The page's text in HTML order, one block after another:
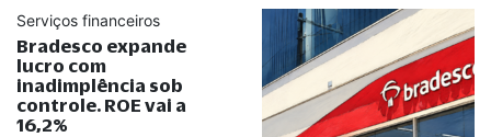
Serviços financeiros
Bradesco expande
lucro com
inadimplência sob
controle. ROE vai a
16,2%